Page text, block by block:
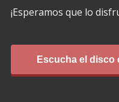
¡Esperamos que lo
Escucha el disco